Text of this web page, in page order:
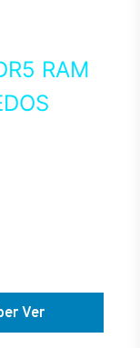
RAM
Ver